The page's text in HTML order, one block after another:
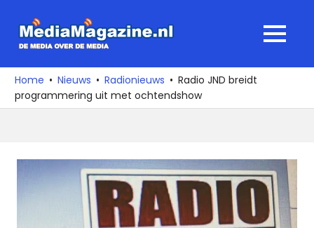
naar
media
over
de
MENU
Home Nieuws Radionieuws
Radio JND breidt
programmering uit met ochtendshow